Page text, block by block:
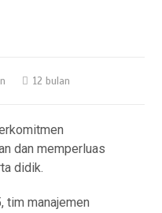
12 bulan
dan memperluas
didik.
tim manajemen